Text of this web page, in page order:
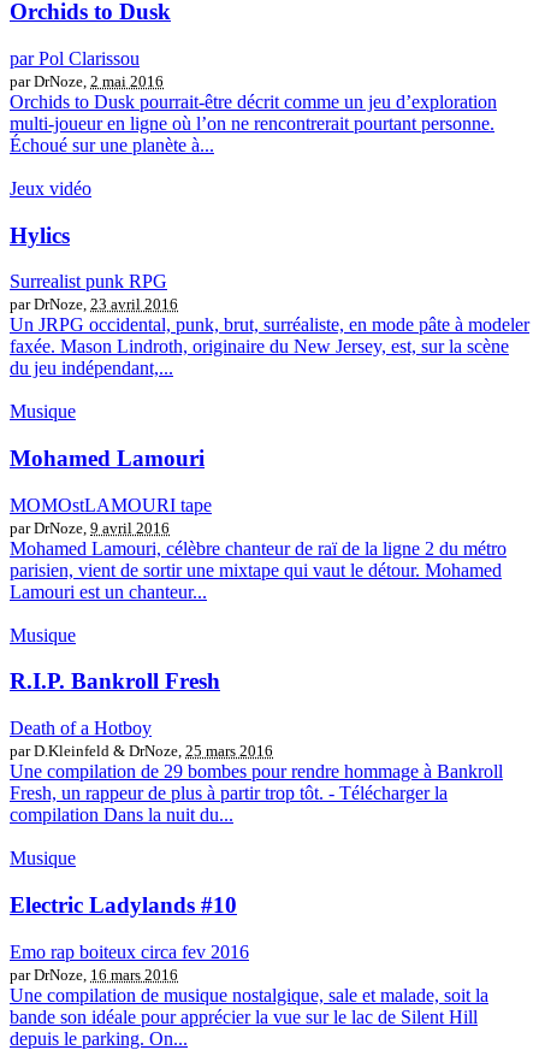
Orchids to Dusk
par Pol Clarissou
par DrNoze, 2 mai 2016
Orchids to Dusk pourrait-être décrit comme un jeu d’exploration
multi-joueur en ligne où l’on ne rencontrerait pourtant personne.
Échoué sur une planète à...
Jeux vidéo
Hylics
Surrealist punk RPG
par DrNoze, 23 avril 2016
Un JRPG occidental, punk, brut, surréaliste, en mode pâte à modeler
faxée. Mason Lindroth, originaire du New Jersey, est, sur la scène
du jeu indépendant,...
Musique
Mohamed Lamouri
MOMOstLAMOURI tape
par DrNoze, 9 avril 2016
Mohamed Lamouri, célèbre chanteur de raï de la ligne 2 du métro
parisien, vient de sortir une mixtape qui vaut le détour. Mohamed
Lamouri est un chanteur...
Musique
R.I.P. Bankroll Fresh
Death of a Hotboy
par D.Kleinfeld & DrNoze, 25 mars 2016
Une compilation de 29 bombes pour rendre hommage à Bankroll
Fresh, un rappeur de plus à partir trop tôt. - Télécharger la
compilation Dans la nuit du...
Musique
Electric Ladylands #10
Emo rap boiteux circa fev 2016
par DrNoze, 16 mars 2016
Une compilation de musique nostalgique, sale et malade, soit la
bande son idéale pour apprécier la vue sur le lac de Silent Hill
depuis le parking. On...